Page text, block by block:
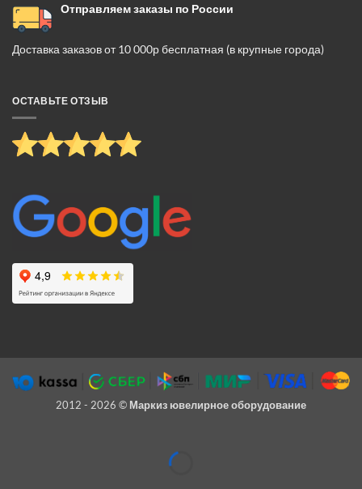
Отправляем заказы по России
Доставка заказов от 10 000р бесплатная (в крупные города)
ОСТАВЬТЕ ОТЗЫВ
2012 - 2026 © Маркиз ювелирное оборудование